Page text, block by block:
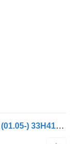
Radiateur de climatisation Sanden FH (01.05-) 33H4170 pour camion Volvo FH12, FH16, NH12, FH, VNL780 (1993-2014)